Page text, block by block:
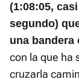
(1:08:05,
segundo)
una bandera
con la que ha
cruzarla